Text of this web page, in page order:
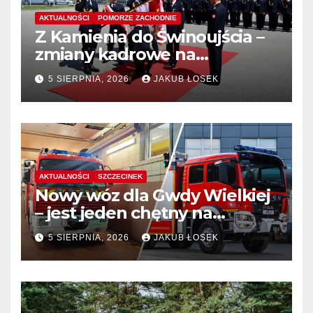
AKTUALNOŚCI POMORZE ZACHODNIE
Z Kamienia do Świnoujścia –
zmiany kadrowe na
stanowiskach komendantów
5 SIERPNIA, 2026 JAKUB ŁOSEK
AKTUALNOŚCI SZCZECINEK
Nowy wóz dla Gwdy Wielkiej
– jest jeden chętny na
dostawę
5 SIERPNIA, 2026 JAKUB ŁOSEK